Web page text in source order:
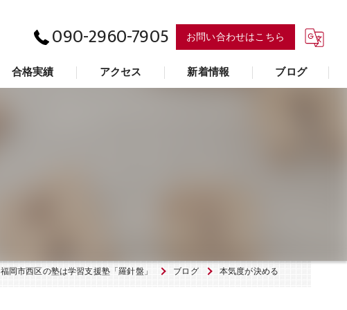
090-2960-7905 お問い合わせはこちら
合格実績 アクセス 新着情報 ブログ
福岡市西区の塾は学習支援塾「羅針盤」 ブログ 本気度が決める